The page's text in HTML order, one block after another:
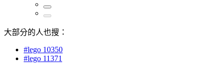
大部分的人也搜：
#lego 10350
#lego 11371